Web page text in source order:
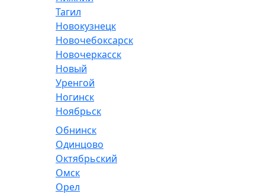
Тагил
Новокузнецк
Новочебоксарск
Новочеркасск
Новый
Уренгой
Ногинск
Ноябрьск
Обнинск
Одинцово
Октябрьский
Омск
Орел